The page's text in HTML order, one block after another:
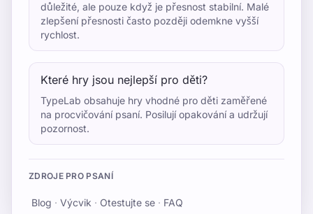
důležité, ale pouze když je přesnost stabilní. Malé
zlepšení přesnosti často později odemkne vyšší
rychlost.
Které hry jsou nejlepší pro děti?
TypeLab obsahuje hry vhodné pro děti zaměřené
na procvičování psaní. Posilují opakování a udržují
pozornost.
ZDROJE PRO PSANÍ
Blog · Výcvik · Otestujte se · FAQ